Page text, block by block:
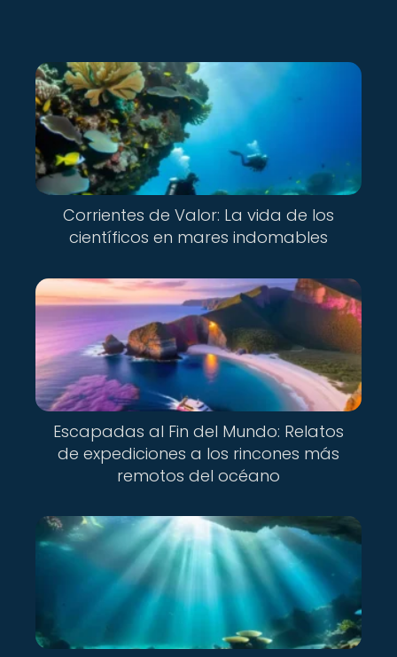
Corrientes de Valor: La vida de los
científicos en mares indomables
Escapadas al Fin del Mundo: Relatos
de expediciones a los rincones más
remotos del océano